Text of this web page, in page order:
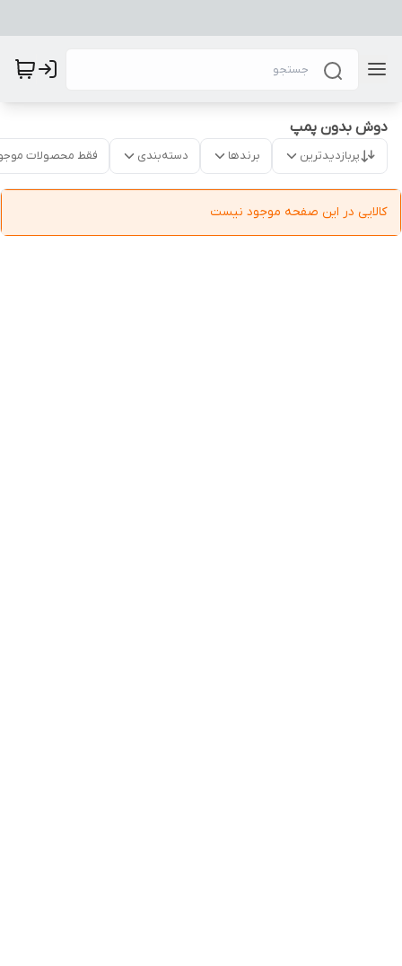
دوش بدون پمپ
پربازدیدترین برندها دسته‌بندی فقط محصولات
کالایی در این صفحه موجود نیست